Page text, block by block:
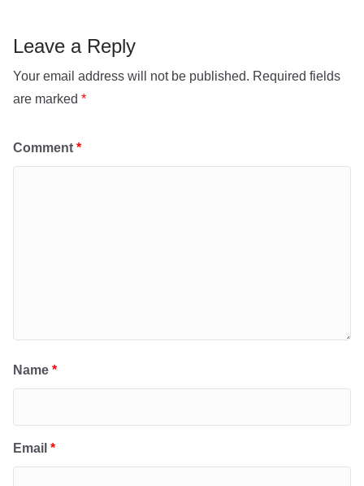
Leave a Reply
Your email address will not be published. Required fields
are marked *
Comment *
Name *
Email *